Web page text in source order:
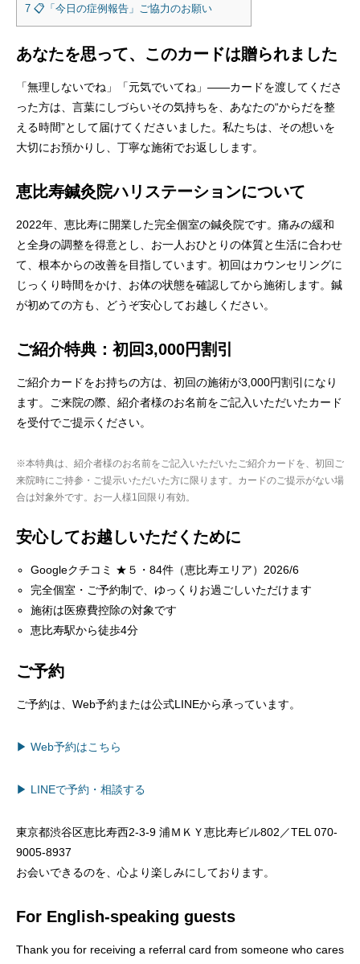
7 📋「今日の症例報告」ご協力のお願い
あなたを思って、このカードは贈られました
「無理しないでね」「元気でいてね」——カードを渡してくださ
った方は、言葉にしづらいその気持ちを、あなたの“からだを整
える時間”として届けてくださいました。私たちは、その想いを
大切にお預かりし、丁寧な施術でお返しします。
恵比寿鍼灸院ハリステーションについて
2022年、恵比寿に開業した完全個室の鍼灸院です。痛みの緩和
と全身の調整を得意とし、お一人おひとりの体質と生活に合わせ
て、根本からの改善を目指しています。初回はカウンセリングに
じっくり時間をかけ、お体の状態を確認してから施術します。鍼
が初めての方も、どうぞ安心してお越しください。
ご紹介特典：初回3,000円割引
ご紹介カードをお持ちの方は、初回の施術が3,000円割引になり
ます。ご来院の際、紹介者様のお名前をご記入いただいたカード
を受付でご提示ください。
※本特典は、紹介者様のお名前をご記入いただいたご紹介カードを、初回ご
来院時にご持参・ご提示いただいた方に限ります。カードのご提示がない場
合は対象外です。お一人様1回限り有効。
安心してお越しいただくために
Googleクチコミ ★５・84件（恵比寿エリア）2026/6
完全個室・ご予約制で、ゆっくりお過ごしいただけます
施術は医療費控除の対象です
恵比寿駅から徒歩4分
ご予約
ご予約は、Web予約または公式LINEから承っています。
▶ Web予約はこちら
▶ LINEで予約・相談する
東京都渋谷区恵比寿西2-3-9 浦ＭＫＹ恵比寿ビル802／TEL 070-
9005-8937
お会いできるのを、心より楽しみにしております。
For English-speaking guests
Thank you for receiving a referral card from someone who cares